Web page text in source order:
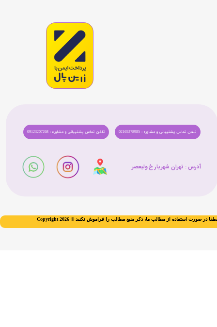
تلفن تماس پشتیبانی و مشاوره : 09123207268 تلفن تماس پشتیبانی و مشاوره : 02165278985
آدرس : تهران شهریار خ ولیعصر​​​​​​​